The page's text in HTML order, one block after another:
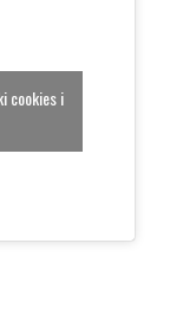
cookies i